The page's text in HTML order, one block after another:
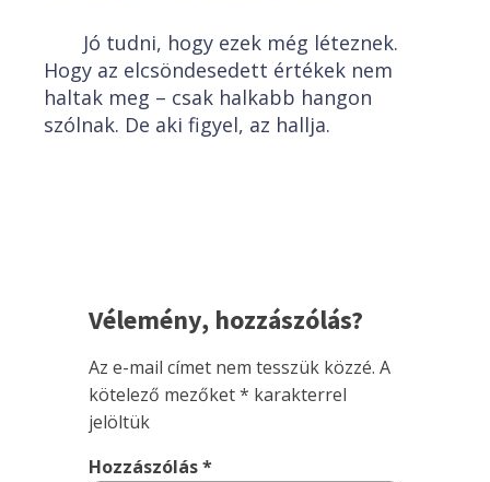
Jó tudni, hogy ezek még léteznek.
Hogy az elcsöndesedett értékek nem
haltak meg – csak halkabb hangon
szólnak. De aki figyel, az hallja.
Vélemény, hozzászólás?
Az e-mail címet nem tesszük közzé. A
kötelező mezőket* karakterrel
jelöltük
Hozzászólás*